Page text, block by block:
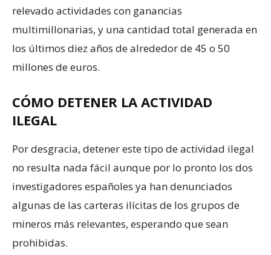
relevado actividades con ganancias
multimillonarias, y una cantidad total generada en
los últimos diez años de alrededor de 45 o 50
millones de euros.
CÓMO DETENER LA ACTIVIDAD
ILEGAL
Por desgracia, detener este tipo de actividad ilegal
no resulta nada fácil aunque por lo pronto los dos
investigadores españoles ya han denunciados
algunas de las carteras ilícitas de los grupos de
mineros más relevantes, esperando que sean
prohibidas.